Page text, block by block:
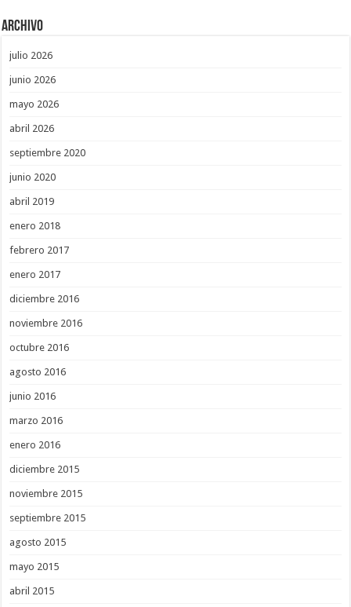
Archivo
julio 2026
junio 2026
mayo 2026
abril 2026
septiembre 2020
junio 2020
abril 2019
enero 2018
febrero 2017
enero 2017
diciembre 2016
noviembre 2016
octubre 2016
agosto 2016
junio 2016
marzo 2016
enero 2016
diciembre 2015
noviembre 2015
septiembre 2015
agosto 2015
mayo 2015
abril 2015